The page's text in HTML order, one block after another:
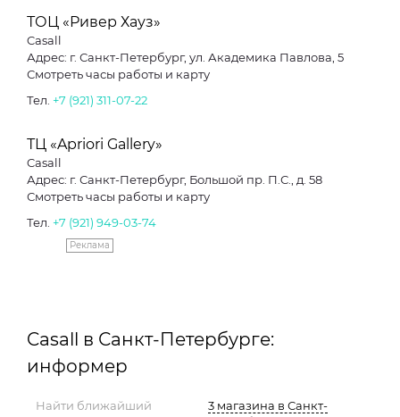
ТОЦ «Ривер Хауз»
Casall
Адрес: г. Санкт-Петербург, ул. Академика Павлова, 5
Смотреть часы работы и карту
Тел. +7 (921) 311-07-22
ТЦ «Apriori Gallery»
Casall
Адрес: г. Санкт-Петербург, Большой пр. П.С., д. 58
Смотреть часы работы и карту
Тел. +7 (921) 949-03-74
Реклама
Casall в Санкт-Петербурге:
информер
Найти ближайший
3 магазина в Санкт-